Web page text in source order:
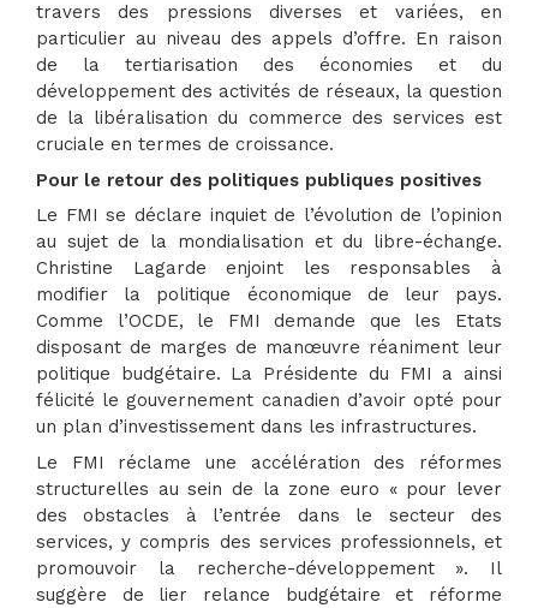
travers des pressions diverses et variées, en
particulier au niveau des appels d’offre. En raison
de la tertiarisation des économies et du
développement des activités de réseaux, la question
de la libéralisation du commerce des services est
cruciale en termes de croissance.
Pour le retour des politiques publiques positives
Le FMI se déclare inquiet de l’évolution de l’opinion
au sujet de la mondialisation et du libre-échange.
Christine Lagarde enjoint les responsables à
modifier la politique économique de leur pays.
Comme l’OCDE, le FMI demande que les Etats
disposant de marges de manœuvre réaniment leur
politique budgétaire. La Présidente du FMI a ainsi
félicité le gouvernement canadien d’avoir opté pour
un plan d’investissement dans les infrastructures.
Le FMI réclame une accélération des réformes
structurelles au sein de la zone euro « pour lever
des obstacles à l’entrée dans le secteur des
services, y compris des services professionnels, et
promouvoir la recherche-développement ». Il
suggère de lier relance budgétaire et réforme